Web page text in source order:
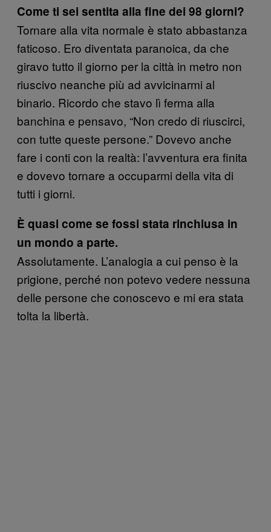
Come ti sei sentita alla fine dei 98 giorni?
Tornare alla vita normale è stato abbastanza
faticoso. Ero diventata paranoica, da che
giravo tutto il giorno per la città in metro non
riuscivo neanche più ad avvicinarmi al
binario. Ricordo che stavo lì ferma alla
banchina e pensavo, “Non credo di riuscirci,
con tutte queste persone.” Dovevo anche
fare i conti con la realtà: l’avventura era finita
e dovevo tornare a occuparmi della vita di
tutti i giorni.
È quasi come se fossi stata rinchiusa in
un mondo a parte.
Assolutamente. L’analogia a cui penso è la
prigione, perché non potevo vedere nessuna
delle persone che conoscevo e mi era stata
tolta la libertà.